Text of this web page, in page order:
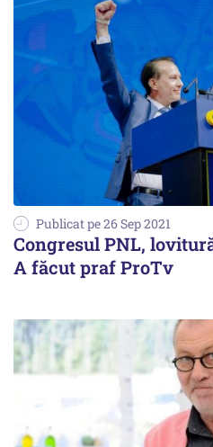
Publicat pe 26 Sep 2021
Congresul PNL,
A făcut praf ProTv